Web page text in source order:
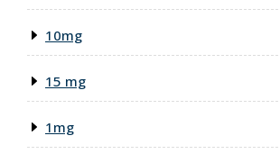
10mg
15 mg
1mg